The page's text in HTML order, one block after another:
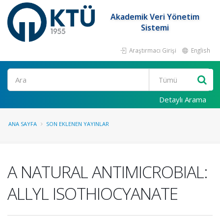
Akademik Veri Yönetim
Sistemi
Araştırmacı Girişi English
Ara
Detaylı Arama
ANA SAYFA SON EKLENEN YAYINLAR
A NATURAL ANTIMICROBIAL:
ALLYL ISOTHIOCYANATE